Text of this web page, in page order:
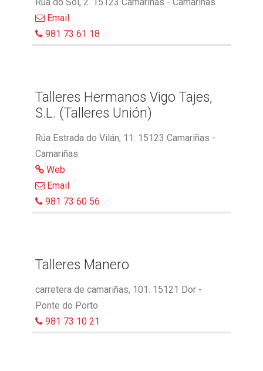
Email
981 73 61 18
Talleres Hermanos Vigo Tajes,
S.L. (Talleres Unión)
Rúa Estrada do Vilán, 11. 15123 Camariñas -
Camariñas
Web
Email
981 73 60 56
Talleres Manero
carretera de camariñas, 101. 15121 Dor -
Ponte do Porto
981 73 10 21